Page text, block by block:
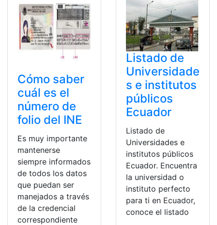
Cómo saber
cuál es el
número de
folio del INE
Es muy importante
mantenerse
siempre informados
de todos los datos
que puedan ser
manejados a través
de la credencial
correspondiente
Listado de
Universidade
s e institutos
públicos
Ecuador
Listado de
Universidades e
institutos públicos
Ecuador. Encuentra
la universidad o
instituto perfecto
para ti en Ecuador,
conoce el listado